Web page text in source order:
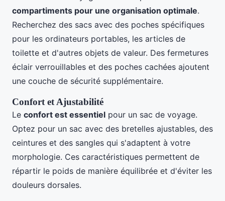
compartiments pour une organisation optimale.
Recherchez des sacs avec des poches spécifiques
pour les ordinateurs portables, les articles de
toilette et d'autres objets de valeur. Des fermetures
éclair verrouillables et des poches cachées ajoutent
une couche de sécurité supplémentaire.
Confort et Ajustabilité
Le confort est essentiel pour un sac de voyage.
Optez pour un sac avec des bretelles ajustables, des
ceintures et des sangles qui s'adaptent à votre
morphologie. Ces caractéristiques permettent de
répartir le poids de manière équilibrée et d'éviter les
douleurs dorsales.